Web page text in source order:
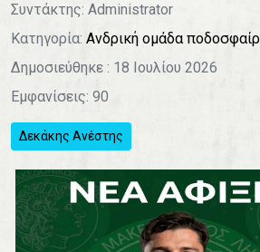
Συντάκτης: Administrator
Κατηγορία: Ανδρική ομάδα
Δημοσιεύθηκε : 18 Ιουλίου 2026
Εμφανίσεις: 90
Δεκάκης Ανέστης